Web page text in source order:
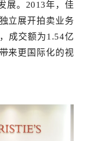
展。2013年，佳
立展开拍卖业务
成交额为1.54亿
来更国际化的视